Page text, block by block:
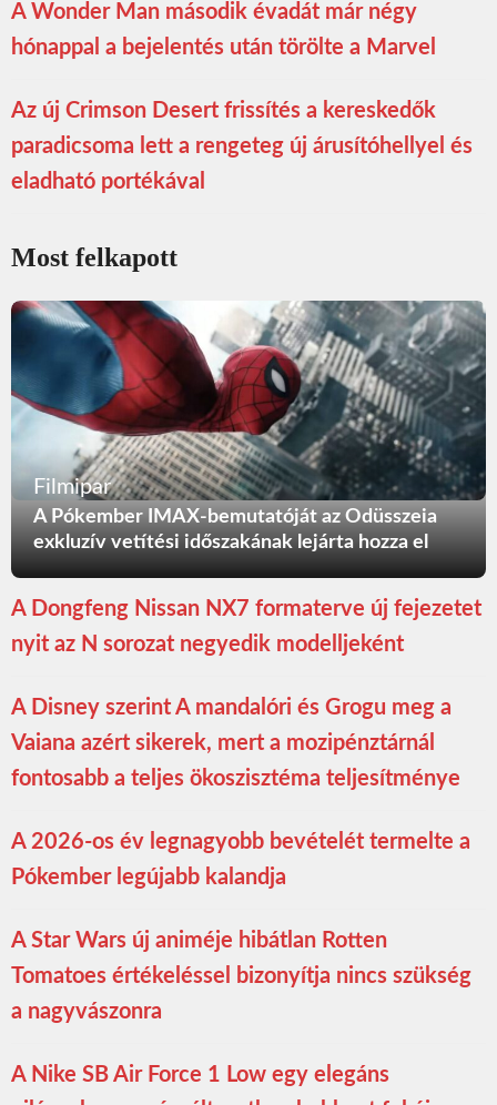
A Wonder Man második évadát már négy
hónappal a bejelentés után törölte a Marvel
Az új Crimson Desert frissítés a kereskedők
paradicsoma lett a rengeteg új árusítóhellyel és
eladható portékával
Most felkapott
Filmipar
A Pókember IMAX-bemutatóját az Odüsszeia
exkluzív vetítési időszakának lejárta hozza el
A Dongfeng Nissan NX7 formaterve új fejezetet
nyit az N sorozat negyedik modelljeként
A Disney szerint A mandalóri és Grogu meg a
Vaiana azért sikerek, mert a mozipénztárnál
fontosabb a teljes ökoszisztéma teljesítménye
A 2026-os év legnagyobb bevételét termelte a
Pókember legújabb kalandja
A Star Wars új animéje hibátlan Rotten
Tomatoes értékeléssel bizonyítja nincs szükség
a nagyvászonra
A Nike SB Air Force 1 Low egy elegáns